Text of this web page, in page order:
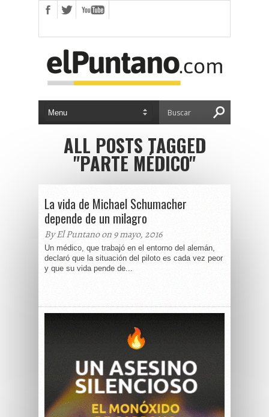
ALL POSTS TAGGED
"PARTE MÉDICO"
La vida de Michael Schumacher
depende de un milagro
By El Puntano on 9 mayo, 2016
Un médico, que trabajó en el entorno del alemán,
declaró que la situación del piloto es cada vez peor
y que su vida pende de...